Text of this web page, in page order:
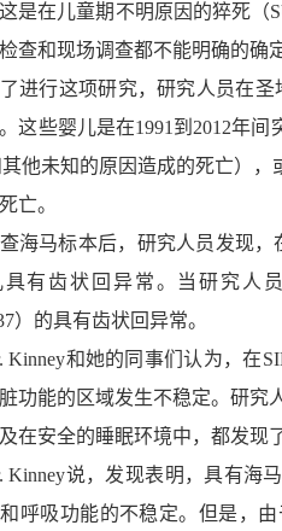
是在儿童期不明原因的猝死（
查和现场调查都不能明确的确
行这项研究，研究人员在圣
这些婴儿是在1991到2012年
其他未知的原因造成的死亡）
亡。
马标本后，研究人员发现，
具有齿状回异常。当研究人
）的具有齿状回异常。
和她的同事们认为，在
功能的区域发生不稳定。研究
在安全的睡眠环境中，都发现
说，发现表明，具有海马
呼吸功能的不稳定。但是，